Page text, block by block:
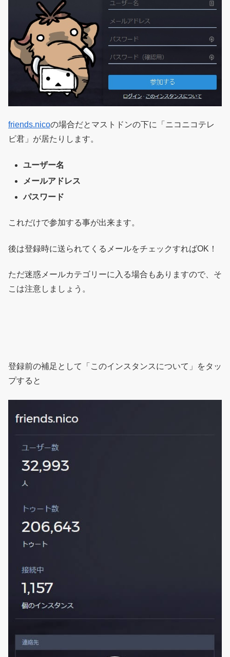
friends.nicoの場合だとマストドンの下に「ニコニコテレ
ビ君」が居たりします。
ユーザー名
メールアドレス
パスワード
これだけで参加する事が出来ます。
後は登録時に送られてくるメールをチェックすればOK！
ただ迷惑メールカテゴリーに入る場合もありますので、そ
こは注意しましょう。
登録前の補足として「このインスタンスについて」をタッ
プすると